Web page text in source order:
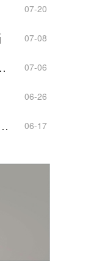
07-20
07-08
域协调发展推进会 07-06
06-26
午龙舟赛开幕式暨主题文艺晚会 06-17